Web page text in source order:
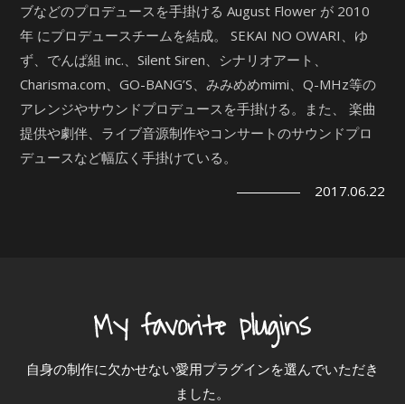
ブなどのプロデュースを手掛ける August Flower が 2010
年 にプロデュースチームを結成。 SEKAI NO OWARI、ゆ
ず、でんぱ組 inc.、Silent Siren、シナリオアート、
Charisma.com、GO-BANG’S、みみめめmimi、Q-MHz等の
アレンジやサウンドプロデュースを手掛ける。また、 楽曲
提供や劇伴、ライブ音源制作やコンサートのサウンドプロ
デュースなど幅広く手掛けている。
2017.06.22
自身の制作に欠かせない愛用プラグインを選んでいただき
ました。